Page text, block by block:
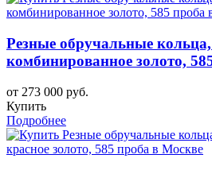
Резные обручальные
комбинированное золото,
от 273 000 руб.
Купить
Подробнее